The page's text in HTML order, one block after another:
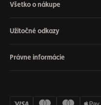
Všetko o nákupe
Užitočné odkazy
Právne informácie